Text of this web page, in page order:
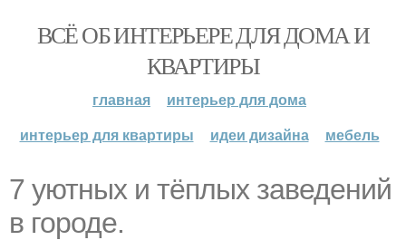
ВСЁ ОБ ИНТЕРЬЕРЕ ДЛЯ ДОМА И
КВАРТИРЫ
главная
интерьер для дома
интерьер для квартиры
идеи дизайна мебель
7 уютных и тёплых заведений
в городе.